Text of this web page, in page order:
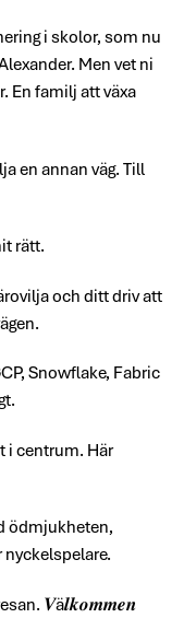
i skolor, som nu
Men vet ni
En familj att växa
en annan väg. Till
rätt.
och ditt driv att
Snowflake, Fabric
i centrum. Här
ödmjukheten,
𝑽ä𝒍𝒌𝒐𝒎𝒎𝒆𝒏